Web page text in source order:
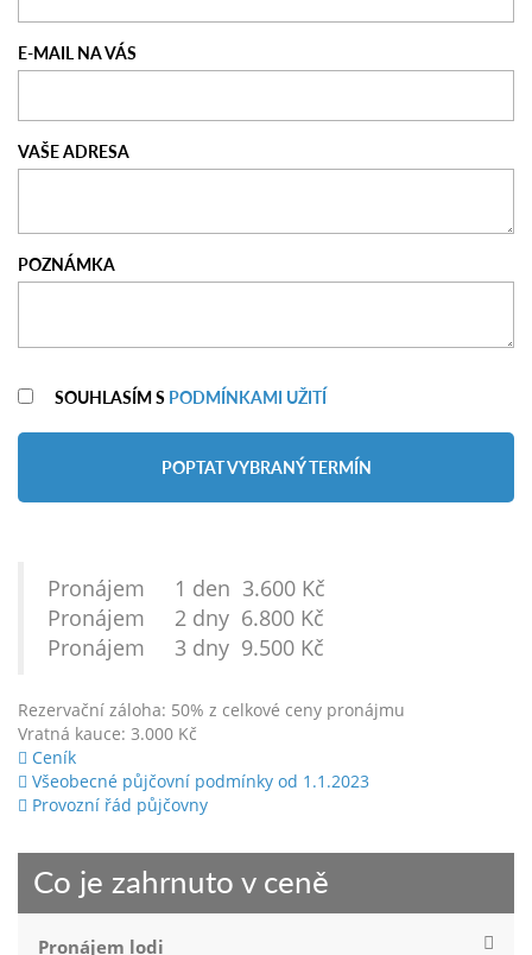
E-MAIL NA VÁS
VAŠE ADRESA
POZNÁMKA
SOUHLASÍM S PODMÍNKAMI UŽITÍ
POPTAT VYBRANÝ TERMÍN
Pronájem 1 den 3.600 Kč
Pronájem 2 dny 6.800 Kč
Pronájem 3 dny 9.500 Kč
Rezervační záloha: 50% z celkové ceny pronájmu
Vratná kauce: 3.000 Kč
Ceník
Všeobecné půjčovní podmínky od 1.1.2023
Provozní řád půjčovny
Co je zahrnuto v ceně
Pronájem lodi